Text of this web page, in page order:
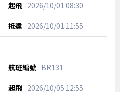
2026/10/01 08:30
2026/10/01 11:55
BR131
2026/10/05 12:55